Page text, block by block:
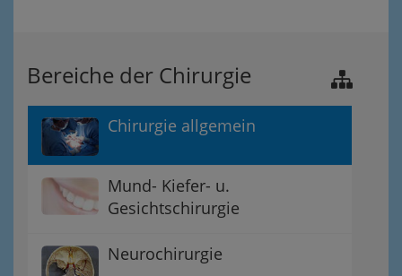
Bereiche der Chirurgie
Chirurgie allgemein
Mund- Kiefer- u.
Gesichtschirurgie
Neurochirurgie